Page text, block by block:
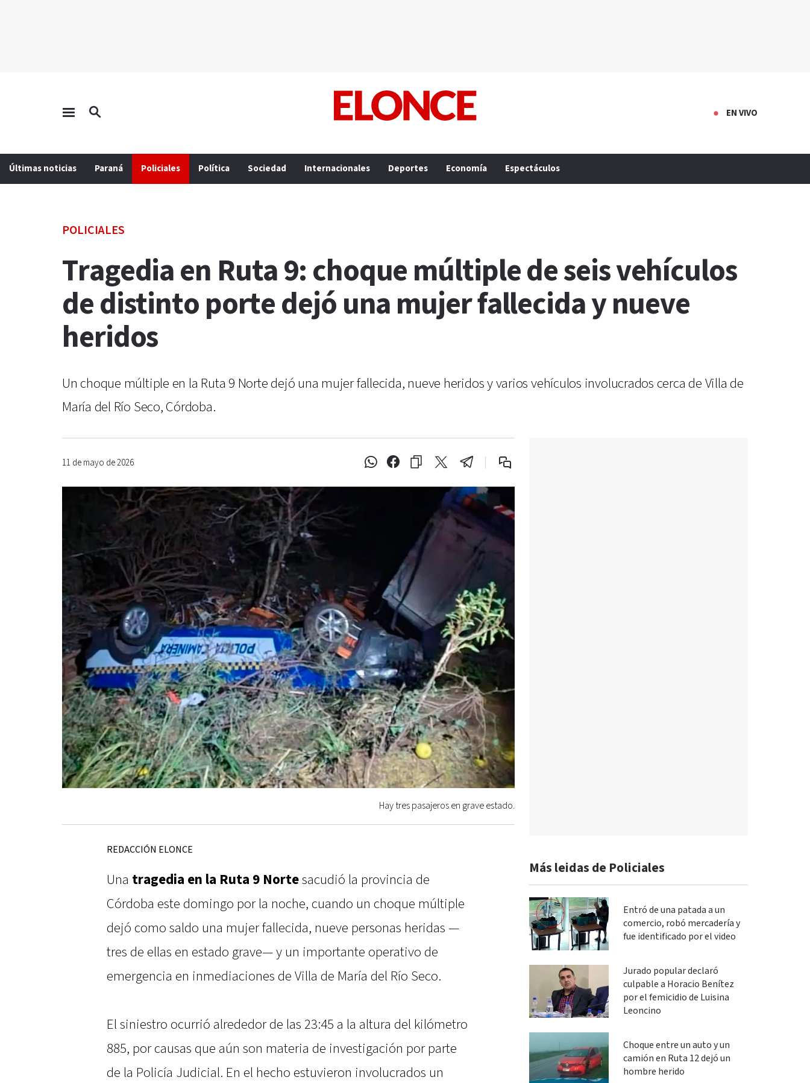
EN VIVO
Últimas noticias Paraná Policiales Política Sociedad Internacionales Deportes Economía Espectáculos
POLICIALES
Tragedia en Ruta 9: choque múltiple de seis vehículos
de distinto porte dejó una mujer fallecida y nueve
heridos
Un choque múltiple en la Ruta 9 Norte dejó una mujer fallecida, nueve heridos y varios vehículos involucrados cerca de Villa de
María del Río Seco, Córdoba.
11 de mayo de 2026
Hay tres pasajeros en grave estado.
REDACCIÓN ELONCE
Una tragedia en la Ruta 9 Nortesacudió la provincia de
Córdoba este domingo por la noche, cuando un choque múltiple
dejó como saldo una mujer fallecida, nueve personas heridas —
tres de ellas en estado grave— y un importante operativo de
emergencia en inmediaciones de Villa de María del Río Seco.
El siniestro ocurrió alrededor de las 23:45 a la altura del kilómetro
885, por causas que aún son materia de investigación por parte
de la Policía Judicial. En el hecho estuvieron involucrados un
Más leidas de Policiales
Entró de una patada a un
comercio, robó mercadería y
fue identificado por el video
Jurado popular declaró
culpable a Horacio Benítez
por el femicidio de Luisina
Leoncino
Choque entre un auto y un
camión en Ruta 12 dejó un
hombre herido